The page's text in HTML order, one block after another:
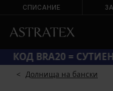
СПИСАНИЕ
КОД
Долнища на бански